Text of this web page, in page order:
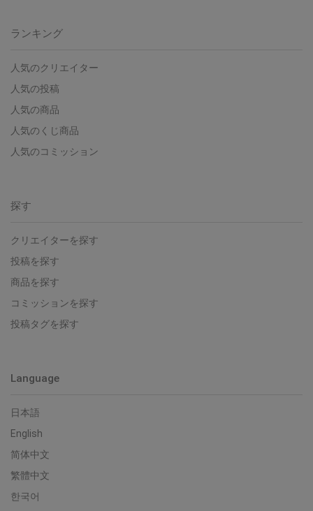
ランキング
人気のクリエイター
人気の投稿
人気の商品
人気のくじ商品
人気のコミッション
探す
クリエイターを探す
投稿を探す
商品を探す
コミッションを探す
投稿タグを探す
Language
日本語
English
简体中文
繁體中文
한국어